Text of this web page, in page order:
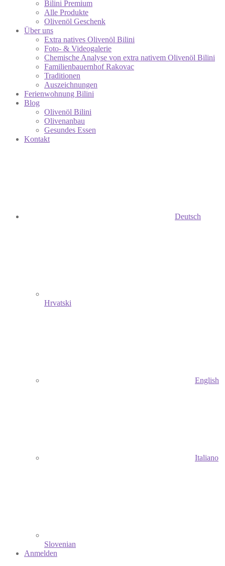
Bilini Premium
Alle Produkte
Olivenöl Geschenk
Über uns
Extra natives Olivenöl Bilini
Foto- & Videogalerie
Chemische Analyse von extra nativem Olivenöl Bilini
Familienbauernhof Rakovac
Traditionen
Auszeichnungen
Ferienwohnung Bilini
Blog
Olivenöl Bilini
Olivenanbau
Gesundes Essen
Kontakt
Deutsch
Hrvatski
English
Italiano
Slovenian
Anmelden